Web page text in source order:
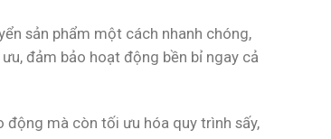
sản phẩm một cách nhanh chóng,
đảm bảo hoạt động bền bỉ ngay cả
động mà còn tối ưu hóa quy trình sấy,